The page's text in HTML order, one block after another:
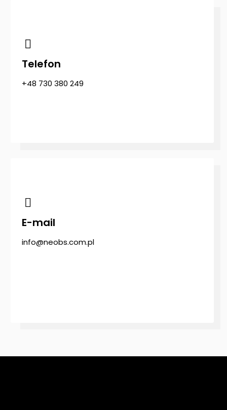
Telefon
+48 730 380 249
E-mail
info@neobs.com.pl